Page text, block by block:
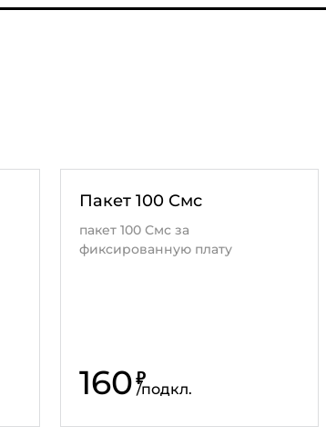
Пакет 100 Смс
пакет 100 Смс за
фиксированную плату
160₽
/подкл.